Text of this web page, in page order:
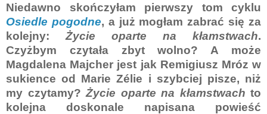
Niedawno skończyłam pierwszy tom cyklu
Osiedle pogodne, a już mogłam zabrać się za
kolejny: Życie oparte na kłamstwach.
Czyżbym czytała zbyt wolno? A może
Magdalena Majcher jest jak Remigiusz Mróz w
sukience od Marie Zélie i szybciej pisze, niż
my czytamy?Życie oparte na kłamstwach to
kolejna doskonale napisana powieść